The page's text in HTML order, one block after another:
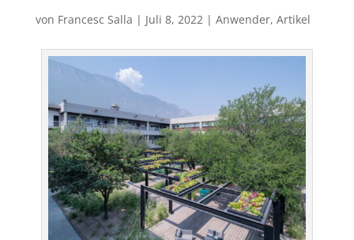
von Francesc Salla | Juli 8, 2022| Anwender, Artikel